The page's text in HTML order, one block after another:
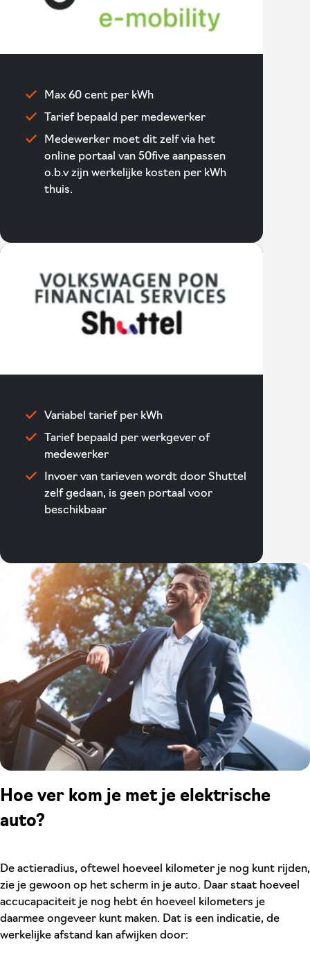
Max 60 cent per kWh
Tarief bepaald per medewerker
Medewerker moet dit zelf via het
online portaal van 50five aanpassen
o.b.v zijn werkelijke kosten per kWh
thuis.
Variabel tarief per kWh
Tarief bepaald per werkgever of
medewerker
Invoer van tarieven wordt door Shuttel
zelf gedaan, is geen portaal voor
beschikbaar
Hoe ver kom je met je elektrische
auto?
De actieradius, oftewel hoeveel kilometer je nog kunt rijden,
zie je gewoon op het scherm in je auto. Daar staat hoeveel
accucapaciteit je nog hebt én hoeveel kilometers je
daarmee ongeveer kunt maken. Dat is een indicatie, de
werkelijke afstand kan afwijken door: